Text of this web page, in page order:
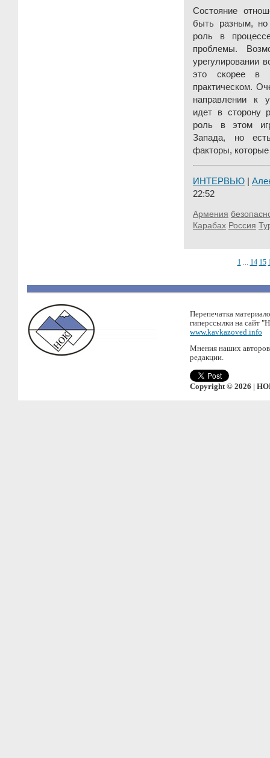
Состояние
быть разным,
роль в
проблемы.
урегулировании
это скорее в
практическом.
направлении к
идет в сторону
роль в этом
Запада, но
факторы,
ИНТЕРВЬЮ |
22:52
Армения
Карабах Россия
1... 14 15
Перепечатка
гиперссылки на сайт
www.kavkazoved.info
Мнения наших авторов
редакции.
Copyright © 2026 |